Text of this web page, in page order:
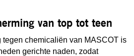
van top tot teen
chemicaliën van MASCOT is
gerichte naden, zodat